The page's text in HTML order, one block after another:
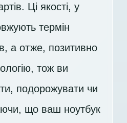
Ці якості, у
термін
а отже, позитивно
тож ви
подорожувати чи
що ваш ноутбук